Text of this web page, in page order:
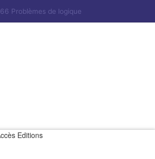
66 Problèmes de logique